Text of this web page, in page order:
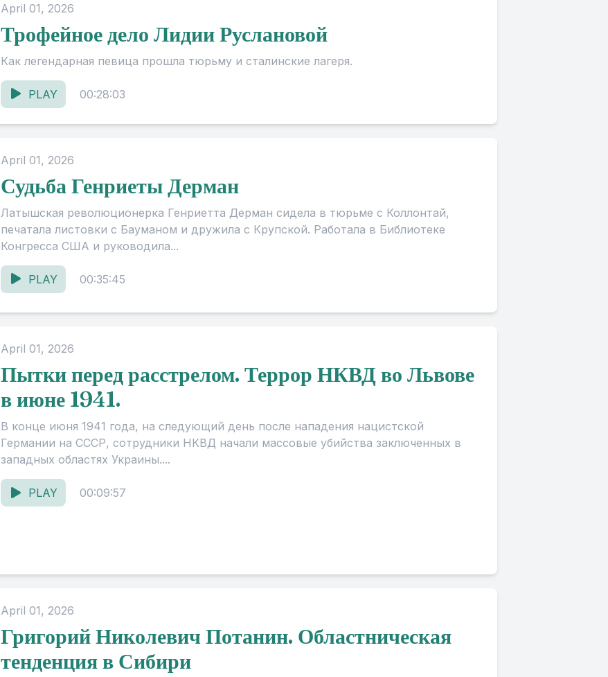
April 01, 2026
Трофейное дело Лидии Руслановой
Как легендарная певица прошла тюрьму и сталинские лагеря.
PLAY 00:28:03
April 01, 2026
Судьба Генриеты Дерман
Латышская революционерка Генриетта Дерман сидела в тюрьме с Коллонтай,
печатала листовки с Бауманом и дружила с Крупской. Работала в Библиотеке
Конгресса США и руководила...
PLAY 00:35:45
April 01, 2026
Пытки перед расстрелом. Террор НКВД во Львове
в июне 1941.
В конце июня 1941 года, на следующий день после нападения нацистской
Германии на СССР, сотрудники НКВД начали массовые убийства заключенных в
западных областях Украины....
PLAY 00:09:57
April 01, 2026
Григорий Николевич Потанин. Областническая
тенденция в Сибири